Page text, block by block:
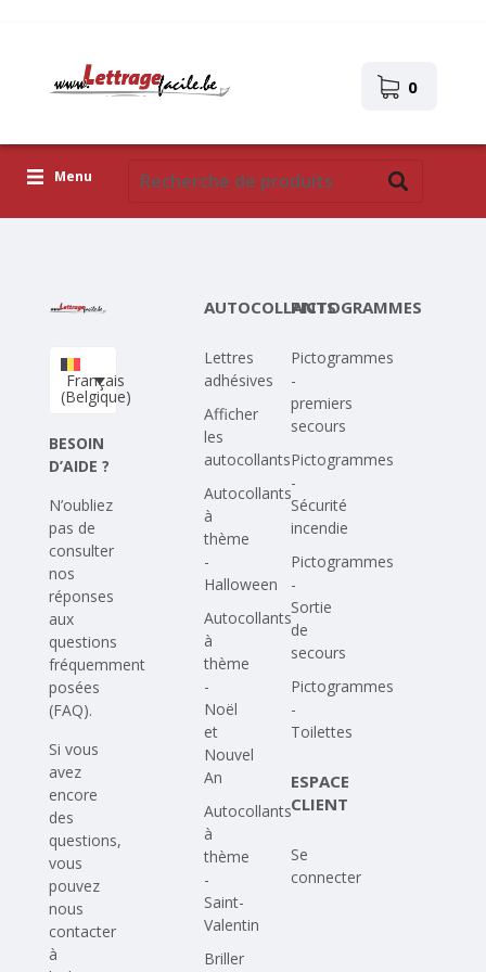
0
Menu
Téléchargez votre propre conception
Corona Covid-19
Français
(Belgique)
BESOIN
D’AIDE ?
N’oubliez
pas de
consulter
nos
réponses
aux
questions
fréquemment
posées
(FAQ).
Si vous
avez
encore
des
questions,
vous
pouvez
nous
contacter
à
AUTOCOLLANTS
Lettres
adhésives
Afficher
les
autocollants
Autocollants
à
thème
-
Halloween
Autocollants
à
thème
-
Noël
et
Nouvel
An
Autocollants
à
thème
-
Saint-
Valentin
Briller
PICTOGRAMMES
Pictogrammes
-
premiers
secours
Pictogrammes
-
Sécurité
incendie
Pictogrammes
-
Sortie
de
secours
Pictogrammes
-
Toilettes
ESPACE
CLIENT
Se
connecter